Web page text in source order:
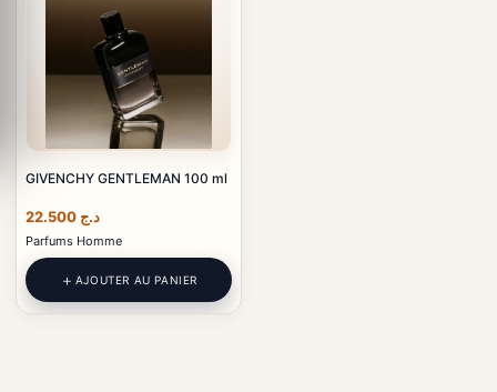
GIVENCHY GENTLEMAN 100 ml
د.ج
Parfums Homme
AJOUTER AU PANIER